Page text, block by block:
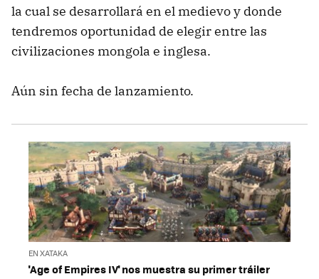
la cual se desarrollará en el medievo y donde
tendremos oportunidad de elegir entre las
civilizaciones mongola e inglesa.
Aún sin fecha de lanzamiento.
EN XATAKA
'Age of Empires IV' nos muestra su primer tráiler